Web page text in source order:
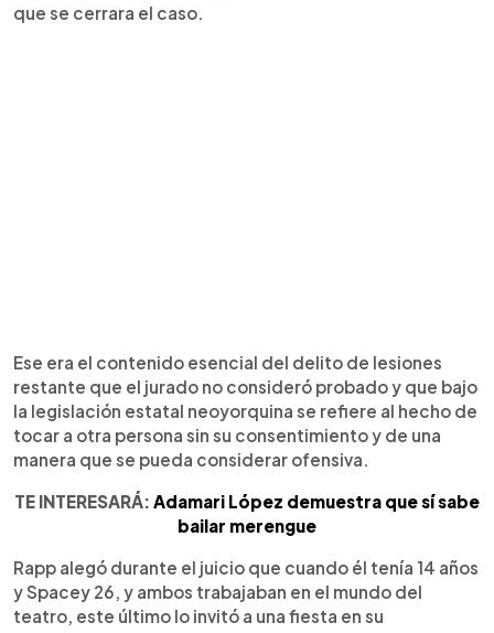
que se cerrara el caso.
Ese era el contenido esencial del delito de lesiones
restante que el jurado no consideró probado y que bajo
la legislación estatal neoyorquina se refiere al hecho de
tocar a otra persona sin su consentimiento y de una
manera que se pueda considerar ofensiva.
TE INTERESARÁ: Adamari López demuestra que sí sabe
bailar merengue
Rapp alegó durante el juicio que cuando él tenía 14 años
y Spacey 26, y ambos trabajaban en el mundo del
teatro, este último lo invitó a una fiesta en su